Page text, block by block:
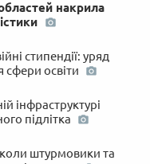
накрила
стипендії: уряд
сфери освіти
інфраструктурі
підлітка
коли штурмовики та